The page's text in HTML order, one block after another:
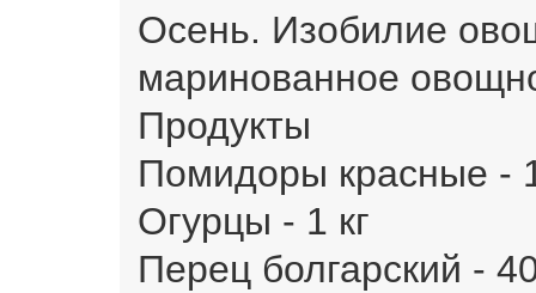
Осень. Изобилие
маринованное
Продукты
Помидоры красные -
Огурцы - 1 кг
Перец болгарский -